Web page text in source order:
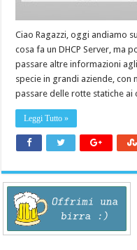
Ciao Ragazzi, oggi andiamo
cosa fa un DHCP Server, ma
passare altre informazioni
specie in grandi aziende, con
passare delle rotte statiche ai
Leggi Tutto »